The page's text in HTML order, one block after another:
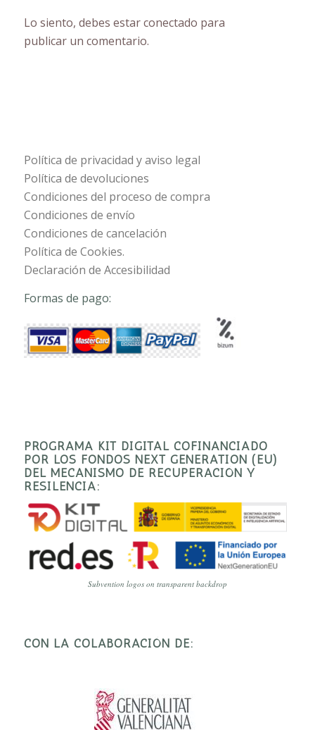
Lo siento, debes estarconectado para
publicar un comentario.
Política de privacidad y aviso legal
Política de devoluciones
Condiciones del proceso de compra
Condiciones de envío
Condiciones de cancelación
Política de Cookies.
Declaración de Accesibilidad
Formas de pago:
PROGRAMA KIT DIGITAL COFINANCIADO
POR LOS FONDOS NEXT GENERATION (EU)
DEL MECANISMO DE RECUPERACIÓN Y
RESILENCIA:
Subvention logos on transparent backdrop
CON LA COLABORACIÓN DE: